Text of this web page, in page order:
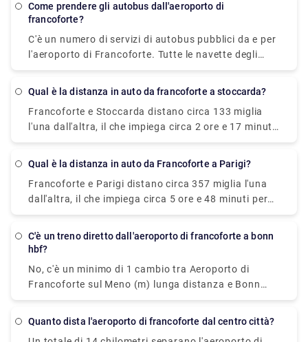
Bahn ICE che impiegano circa 48 m per coprire la
Come prendere gli autobus dall'aeroporto di
francoforte?
C'è un numero di servizi di autobus pubblici da e per
l'aeroporto di Francoforte. Tutte le navette degli
autobus tra il Terminal 1 e il Terminal 2 sono ora in
l'aeroporto è facile grazie alla fitta rete di autobus.
Si possono facilmente trovare le fermate degli
autobus di fronte al Terminal 1 (Livello Arrivi) e al
Terminal 2 (Livello 2). I seguenti autobus partono
anche dal Terminal 2: 61 per la stazione ferroviaria
linea" per Darmstadt
Qual è la distanza in auto da francoforte a stoccarda?
Francoforte e Stoccarda distano circa 133 miglia
l'una dall'altra, il che impiega circa 2 ore e 17 minuti
tramite la A5 in auto.
Qual è la distanza in auto da Francoforte a Parigi?
Francoforte e Parigi distano circa 357 miglia l'una
dall'altra, il che impiega circa 5 ore e 48 minuti per
raggiungerle in auto.
C'è un treno diretto dall'aeroporto di francoforte a bonn
hbf?
No, c'è un minimo di 1 cambio tra Aeroporto di
Francoforte sul Meno (m) lunga distanza e Bonn
Hbf. Deutsche Bahn Intercity-Express opera un
che costa circa 35 - 55 € ogni ora.
Quanto dista l'aeroporto di francoforte dal centro città?